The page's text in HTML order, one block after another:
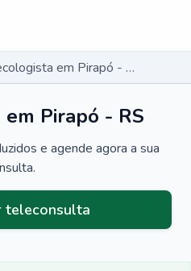
Ginecologista em Pirapó - RS
Pirapó - RS
e agende agora a sua
teleconsulta